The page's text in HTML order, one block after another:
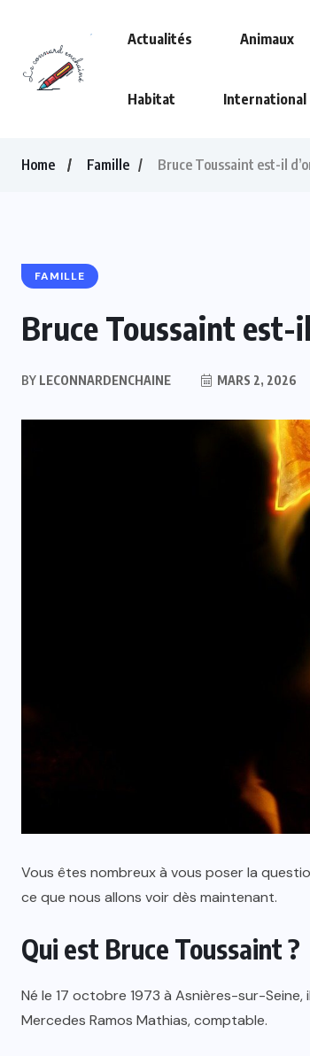
Actualités Animaux
Habitat International
Home Famille Bruce Toussaint est-il
FAMILLE
Bruce Toussaint est-
BY LECONNARDENCHAINE MARS 2, 2026
Vous êtes nombreux à vous poser la
ce que nous allons voir dès maintenant.
Qui est Bruce Toussaint ?
Né le 17 octobre 1973 à Asnières-sur-
Mercedes Ramos Mathias, comptable.
ACTUALITÉS
Quelle est la taille de